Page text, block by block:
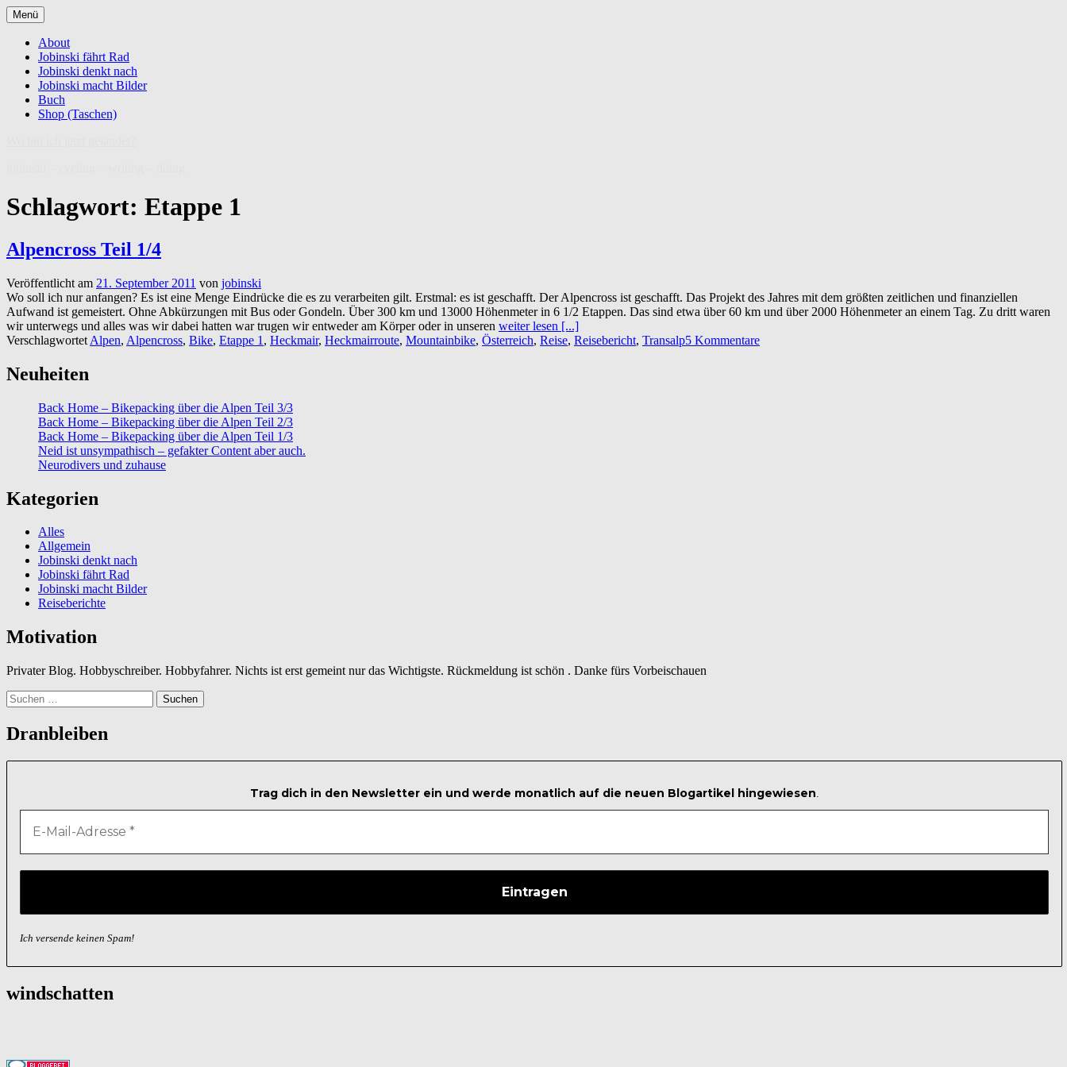
Zum
Inhalt
springen
Menü
About
Jobinski fährt Rad
Jobinski denkt nach
Jobinski macht Bilder
Buch
Shop (Taschen)
Schlagwort: Etappe 1
Alpencross Teil 1/4
Veröffentlicht am 21. September 2011 von jobinski
Wo soll ich nur anfangen? Es ist eine Menge Eindrücke die es zu verarbeiten gilt. Erstmal: es ist geschafft. Der Alpencross ist geschafft. Das Projekt des Jahres mit dem größten zeitlichen und finanziellen
Aufwand ist gemeistert. Ohne Abkürzungen mit Bus oder Gondeln. Über 300 km und 13000 Höhenmeter in 6 1/2 Etappen. Das sind etwa über 60 km und über 2000 Höhenmeter an einem Tag. Zu dritt waren
wir unterwegs und alles was wir dabei hatten war trugen wir entweder am Körper oder in unseren weiter lesen [...]
Verschlagwortet Alpen, Alpencross, Bike, Etappe 1 , Heckmair, Heckmairroute, Mountainbike, Österreich, Reise, Reisebericht, Transalp5 Kommentare
Neuheiten
Back Home – Bikepacking über die Alpen Teil 3/3
Back Home – Bikepacking über die Alpen Teil 2/3
Back Home – Bikepacking über die Alpen Teil 1/3
Neid ist unsympathisch – gefakter Content aber auch.
Neurodivers und zuhause
Kategorien
Alles
Allgemein
Jobinski denkt nach
Jobinski fährt Rad
Jobinski macht Bilder
Reiseberichte
Motivation
Privater Blog. Hobbyschreiber. Hobbyfahrer. Nichts ist erst gemeint nur das Wichtigste. Rückmeldung ist schön . Danke fürs Vorbeischauen
Suchen
nach:
Dranbleiben
Trag dich in den Newsletter ein und werde monatlich auf die neuen Blogartikel hingewiesen.
Ich versende keinen Spam!
windschatten